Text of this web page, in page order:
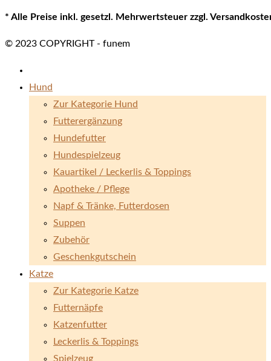
* Alle Preise inkl. gesetzl. Mehrwertsteuer zzgl.
© 2023 COPYRIGHT - funem
Hund
Zur Kategorie Hund
Futterergänzung
Hundefutter
Hundespielzeug
Kauartikel / Leckerlis & Toppings
Apotheke / Pflege
Napf & Tränke, Futterdosen
Suppen
Zubehör
Geschenkgutschein
Katze
Zur Kategorie Katze
Futternäpfe
Katzenfutter
Leckerlis & Toppings
Spielzeug